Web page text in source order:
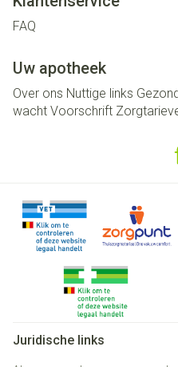
FAQ
Uw apotheek
Over ons Nuttige links
wacht Voorschrift
Juridische links